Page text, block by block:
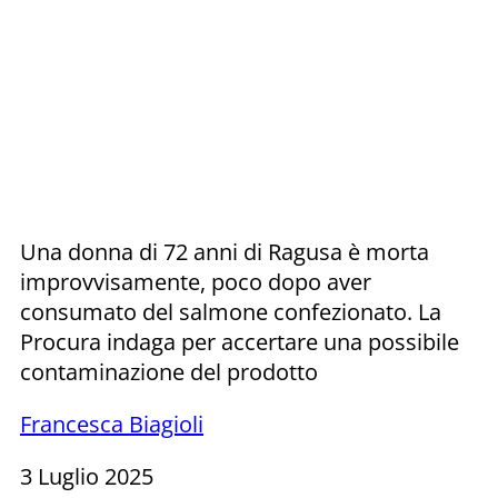
Una donna di 72 anni di Ragusa è morta
improvvisamente, poco dopo aver
consumato del salmone confezionato. La
Procura indaga per accertare una possibile
contaminazione del prodotto
Francesca Biagioli
3 Luglio 2025